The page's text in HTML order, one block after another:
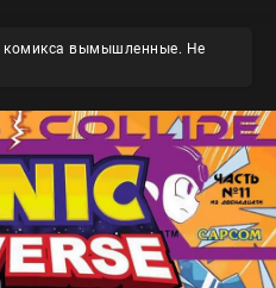
комикса вымышленные. Не